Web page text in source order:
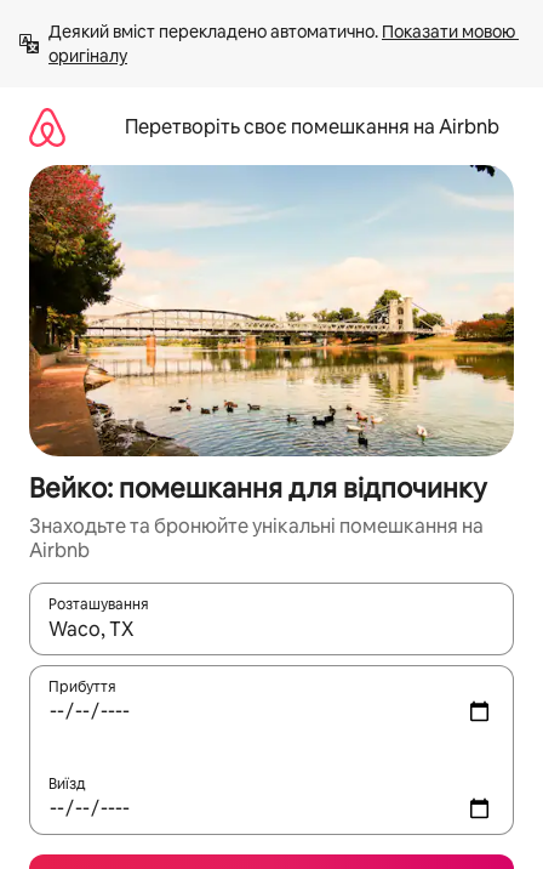
вмісту
Деякий вміст перекладено автоматично. Показати мовою
оригіналу
Перетворіть своє помешкання на Airbnb
Вейко: помешкання для відпочинку
Знаходьте та бронюйте унікальні помешкання на
Airbnb
Розташування
Отримавши результати пошуку, використовуйте для
Прибуття
Виїзд